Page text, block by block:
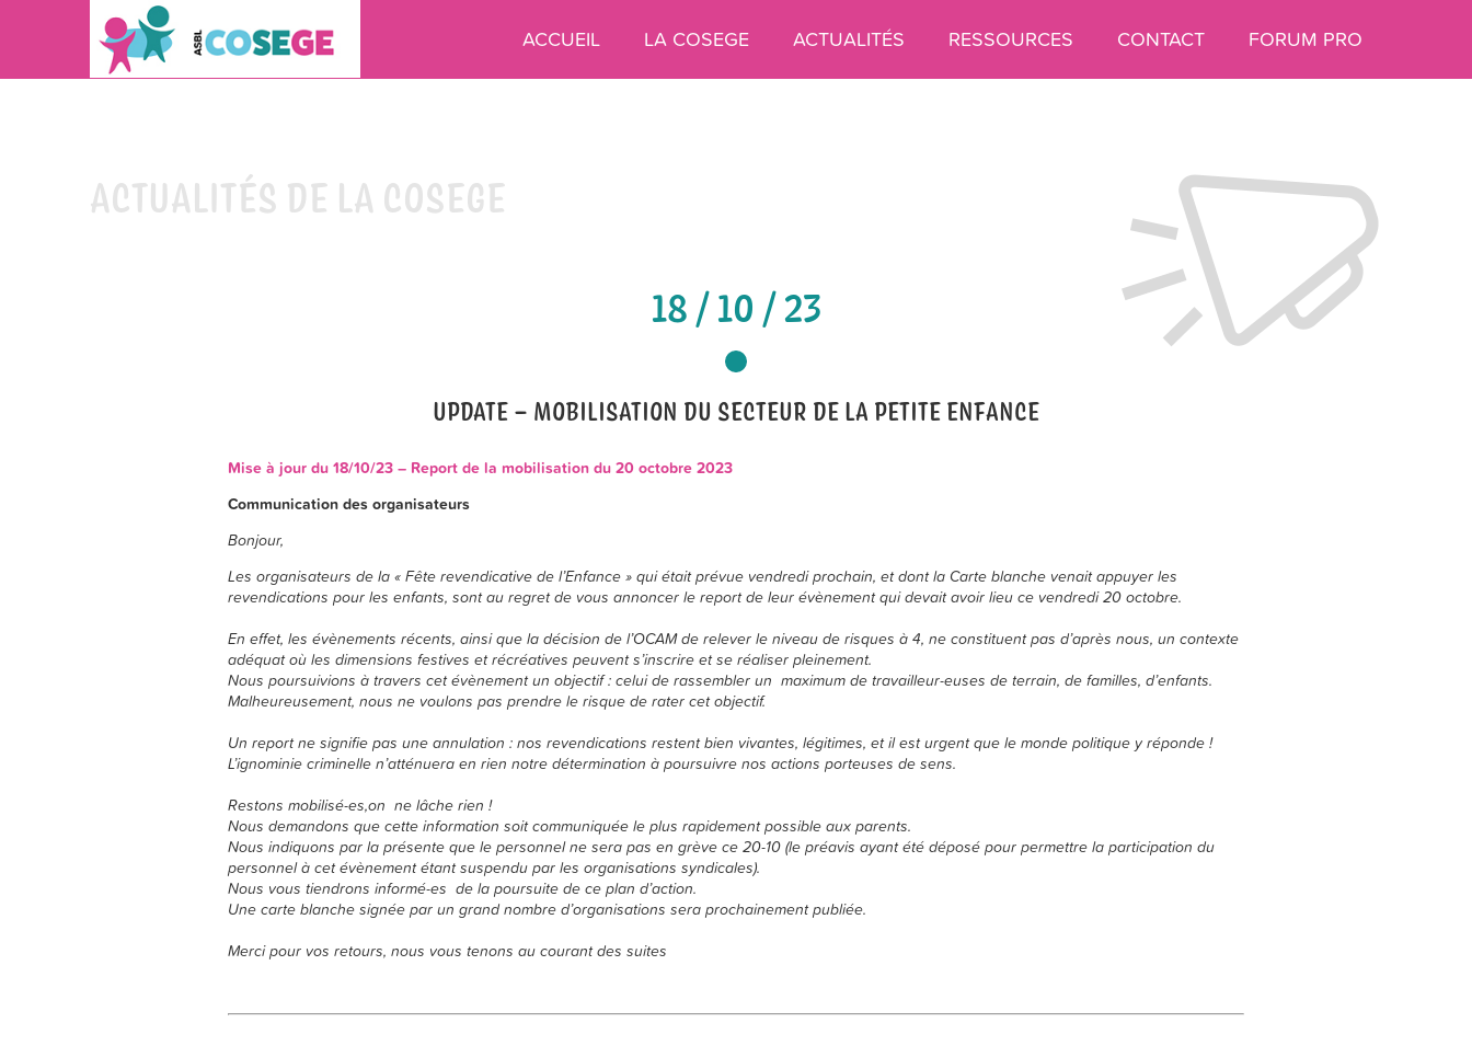
ACCUEIL LA COSEGE ACTUALITÉS RESSOURCES CONTACT FORUM PRO
ACTUALITÉS DE LA COSEGE
18 / 10 / 23
UPDATE – MOBILISATION DU SECTEUR DE LA PETITE ENFANCE
Mise à jour du 18/10/23 – Report de la mobilisation du 20 octobre 2023
Communication des organisateurs
Bonjour,
Les organisateurs de la « Fête revendicative de l’Enfance » qui était prévue vendredi prochain, et dont la Carte blanche venait appuyer les
revendications pour les enfants, sont au regret de vous annoncer le report de leur évènement qui devait avoir lieu ce vendredi 20 octobre.
En effet, les évènements récents, ainsi que la décision de l’OCAM de relever le niveau de risques à 4, ne constituent pas d’après nous, un contexte
adéquat où les dimensions festives et récréatives peuvent s’inscrire et se réaliser pleinement.
Nous poursuivions à travers cet évènement un objectif : celui de rassembler un maximum de travailleur-euses de terrain, de familles, d’enfants.
Malheureusement, nous ne voulons pas prendre le risque de rater cet objectif.
Un report ne signifie pas une annulation : nos revendications restent bien vivantes, légitimes, et il est urgent que le monde politique y réponde !
L’ignominie criminelle n’atténuera en rien notre détermination à poursuivre nos actions porteuses de sens.
Restons mobilisé-es,on ne lâche rien !
Nous demandons que cette information soit communiquée le plus rapidement possible aux parents.
Nous indiquons par la présente que le personnel ne sera pas en grève ce 20-10 (le préavis ayant été déposé pour permettre la participation du
personnel à cet évènement étant suspendu par les organisations syndicales).
Nous vous tiendrons informé-es de la poursuite de ce plan d’action.
Une carte blanche signée par un grand nombre d’organisations sera prochainement publiée.
Merci pour vos retours, nous vous tenons au courant des suites